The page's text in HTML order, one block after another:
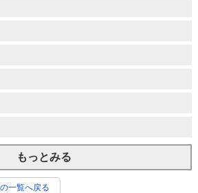
もっとみる
一覧へ戻る